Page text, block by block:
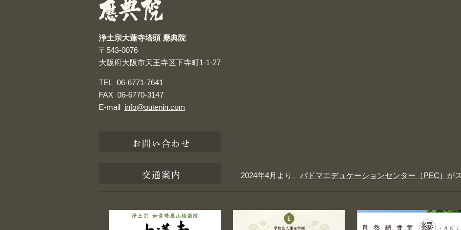
浄土宗大蓮寺塔頭 應典院
〒543-0076
大阪府大阪市天王寺区下寺町1-1-27
TEL 06-6771-7641
FAX 06-6770-3147
E-mail info@outenin.com
お問い合わせ
交通案内 2024年4月より、 パドマエデュケーションセンター（PEC） が